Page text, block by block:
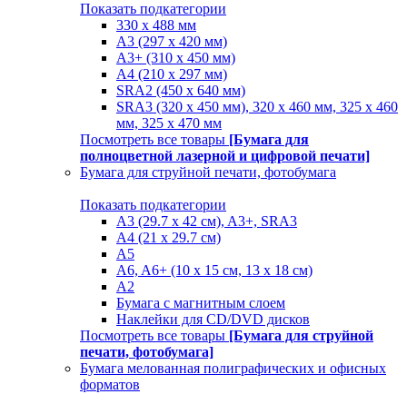
Показать подкатегории
330 х 488 мм
A3 (297 x 420 мм)
A3+ (310 х 450 мм)
A4 (210 х 297 мм)
SRA2 (450 x 640 мм)
SRA3 (320 х 450 мм), 320 x 460 мм, 325 х 460
мм, 325 х 470 мм
Посмотреть все товары [Бумага для
полноцветной лазерной и цифровой печати]
Бумага для струйной печати, фотобумага
Показать подкатегории
A3 (29.7 х 42 см), A3+, SRA3
A4 (21 х 29.7 см)
A5
A6, A6+ (10 x 15 см, 13 x 18 см)
А2
Бумага с магнитным слоем
Наклейки для CD/DVD дисков
Посмотреть все товары [Бумага для струйной
печати, фотобумага]
Бумага мелованная полиграфических и офисных
форматов